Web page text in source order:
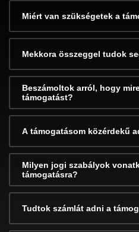
Miért van szükségetek a
Mekkora összeggel tudok
Beszámoltok arról, hogy
támogatást?
A támogatásom közérdekű
Milyen jogi szabályok
támogatásra?
Tudtok számlát adni a